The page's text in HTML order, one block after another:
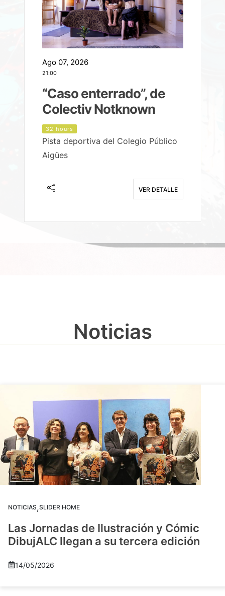
Ago 07, 2026
21:00
“Caso enterrado”, de
Colectiv Notknown
32 hours
Pista deportiva del Colegio Público
Aigües
VER DETALLE
Noticias
NOTICIAS,SLIDER HOME
Las Jornadas de Ilustración y Cómic
DibujALC llegan a su tercera edición
14/05/2026